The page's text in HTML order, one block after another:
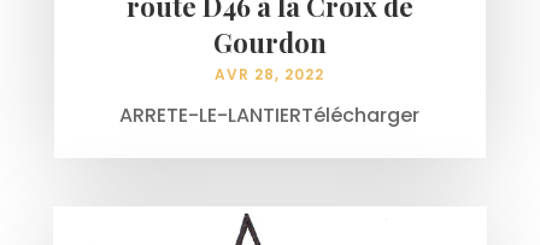
Gourdon
AVR 28, 2022
ARRETE-LE-LANTIERTélécharger